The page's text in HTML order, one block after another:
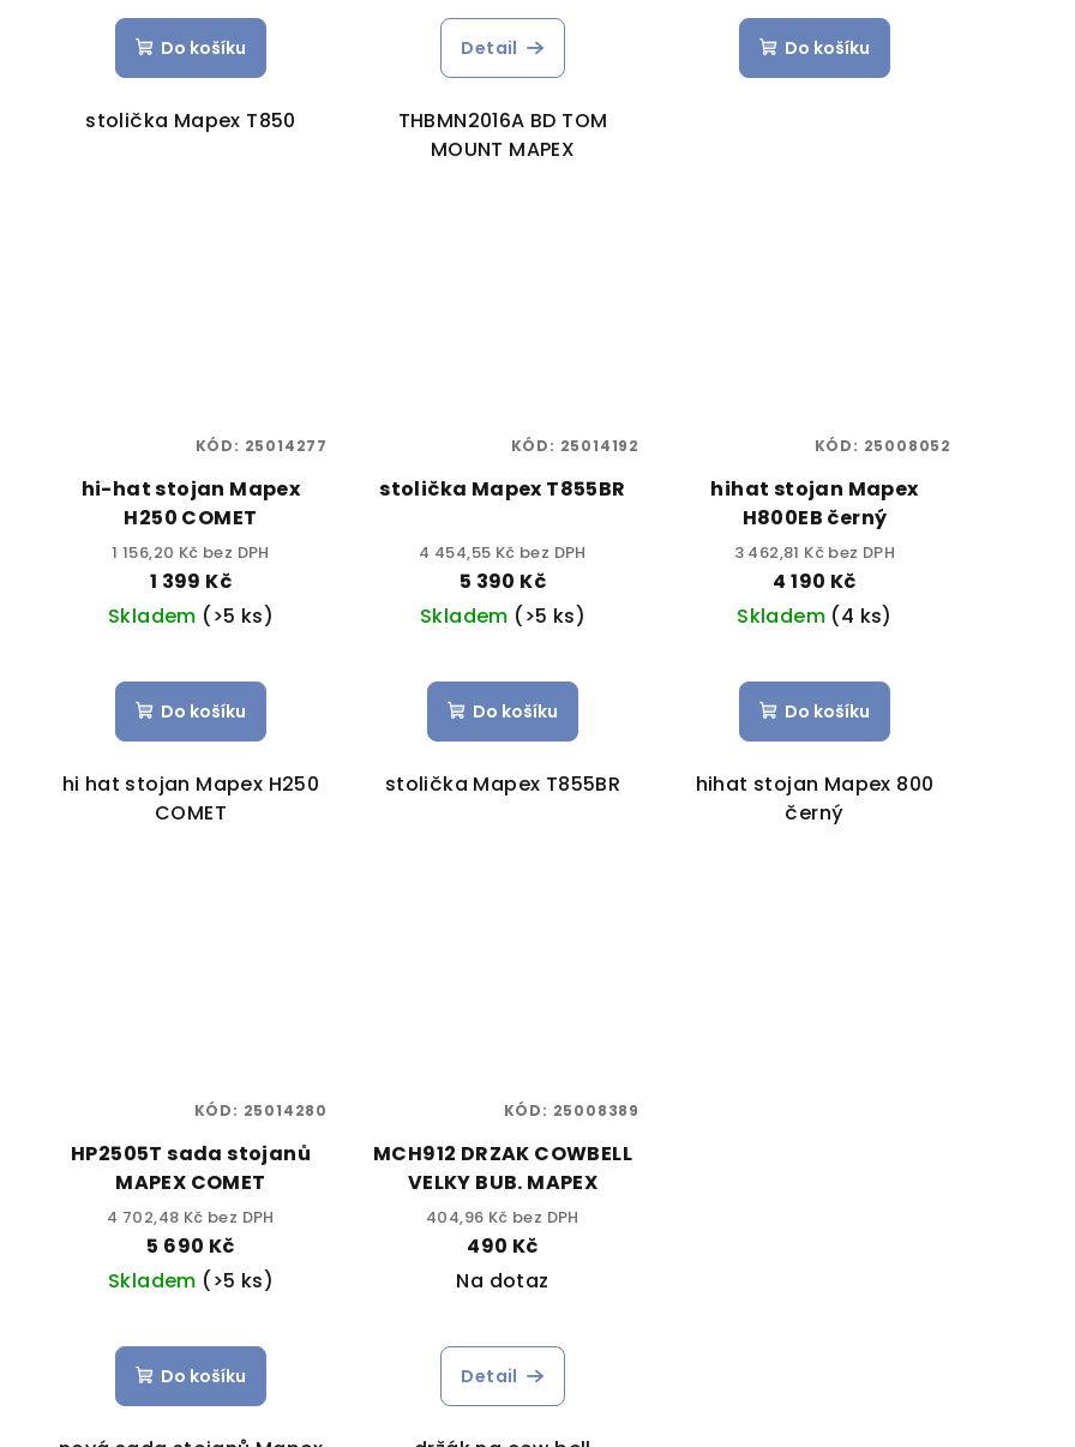
Do košíku
stolička Mapex T850
Detail
THBMN2016A BD TOM
MOUNT MAPEX
Do košíku
hi-hat stojan Mapex
H250 COMET
1 156,20 Kč bez DPH
1 399 Kč
Skladem (>5 ks)
Do košíku
hi hat stojan Mapex H250
COMET
KÓD: 25014277
stolička Mapex T855BR
4 454,55 Kč bez DPH
5 390 Kč
Skladem (>5 ks)
Do košíku
stolička Mapex T855BR
KÓD: 25014192
hihat stojan Mapex
H800EB černý
3 462,81 Kč bez DPH
4 190 Kč
Skladem (4 ks)
Do košíku
hihat stojan Mapex 800
černý
KÓD: 25008052
HP2505T sada stojanů
MAPEX COMET
4 702,48 Kč bez DPH
5 690 Kč
Skladem (>5 ks)
Do košíku
KÓD: 25014280
MCH912 DRZAK COWBELL
VELKY BUB. MAPEX
404,96 Kč bez DPH
490 Kč
Na dotaz
Detail
KÓD: 25008389